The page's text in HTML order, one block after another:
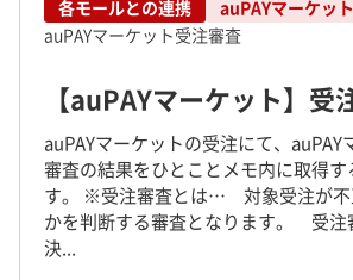
各モールとの連携
auPAYマーケット
auPAYマーケット受注審査
auPAYマーケットの受注にて、auPAY
審査の結果をひとことメモ内に取得
す。 ※受注審査とは… 対象受注が不
かを判断する審査となります。 受注
決...